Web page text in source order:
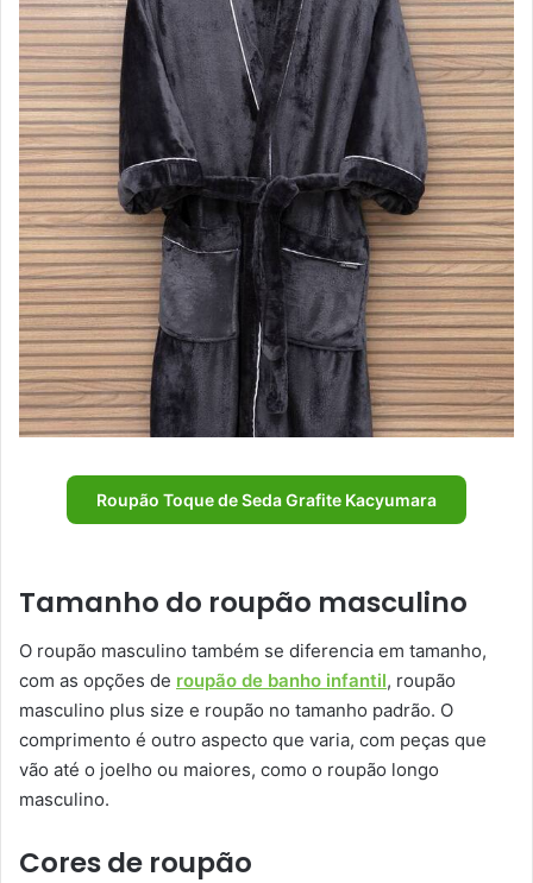
Roupão Toque de Seda Grafite Kacyumara
Tamanho do roupão masculino
O roupão masculino também se diferencia em tamanho,
com as opções de roupão de banho infantil, roupão
masculino plus size e roupão no tamanho padrão. O
comprimento é outro aspecto que varia, com peças que
vão até o joelho ou maiores, como o roupão longo
masculino.
Cores de roupão